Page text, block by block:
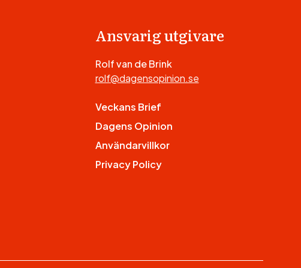
Ansvarig utgivare
Rolf van de Brink
rolf@dagensopinion.se
Veckans Brief
Dagens Opinion
Användarvillkor
Privacy Policy